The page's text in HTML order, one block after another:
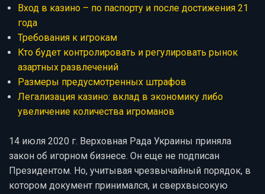
Вход в казино – по паспорту и после достижения 21
года
Требования к игрокам
Кто будет контролировать и регулировать рынок
азартных развлечений
Размеры предусмотренных штрафов
Легализация казино: вклад в экономику либо
увеличение количества игроманов
14 июля 2020 г. Верховная Рада Украины приняла
закон об игорном бизнесе. Он еще не подписан
Президентом. Но, учитывая чрезвычайный порядок, в
котором документ принимался, и сверхвысокую